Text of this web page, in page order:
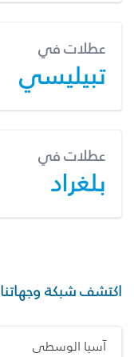
عطلات في
تبيليسي
عطلات في
بلغراد
اكتشف شبكة وجهاتنا
آسيا الوسطى